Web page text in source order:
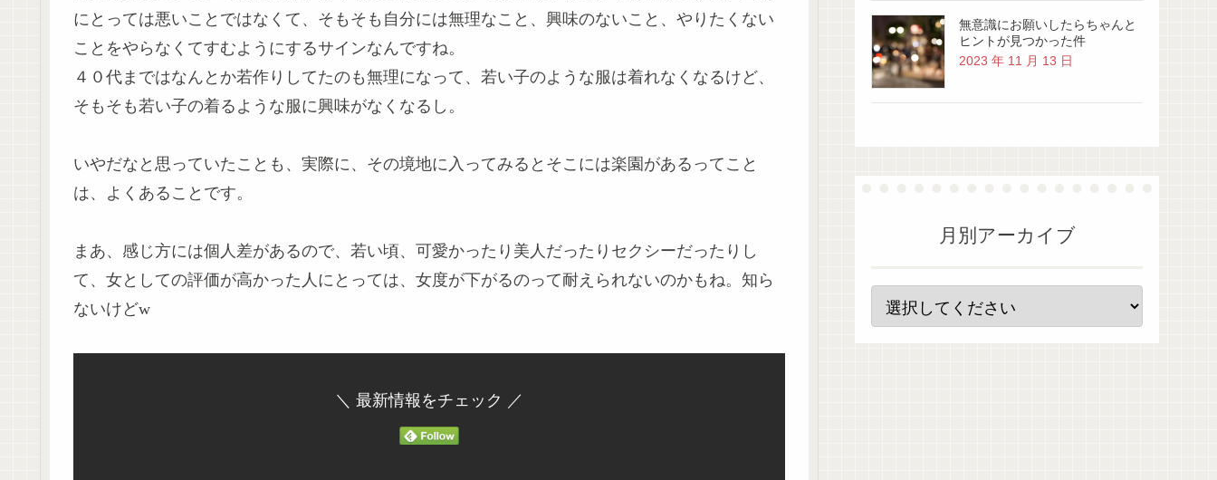
にとっては悪いことではなくて、そもそも自分には無理なこと、興味のないこと、やりたくない
ことをやらなくてすむようにするサインなんですね。
４０代まではなんとか若作りしてたのも無理になって、若い子のような服は着れなくなるけど、
そもそも若い子の着るような服に興味がなくなるし。
いやだなと思っていたことも、実際に、その境地に入ってみるとそこには楽園があるってこと
は、よくあることです。
まあ、感じ方には個人差があるので、若い頃、可愛かったり美人だったりセクシーだったりし
て、女としての評価が高かった人にとっては、女度が下がるのって耐えられないのかもね。知ら
ないけどw
＼ 最新情報をチェック ／
無意識にお願いしたらちゃんと
ヒントが見つかった件
2023 年 11 月 13 日
月別アーカイブ